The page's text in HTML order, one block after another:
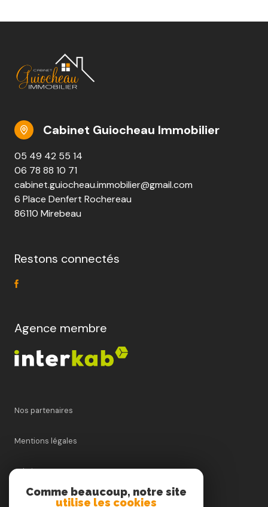
Cabinet Guiocheau Immobilier
05 49 42 55 14
06 78 88 10 71
cabinet.guiocheau.immobilier@gmail.com
6 Place Denfert Rochereau
86110 Mirebeau
Restons connectés
Agence membre
Nos partenaires
Mentions légales
Admin
Nos honoraires
Comme beaucoup, notre site
utilise les cookies